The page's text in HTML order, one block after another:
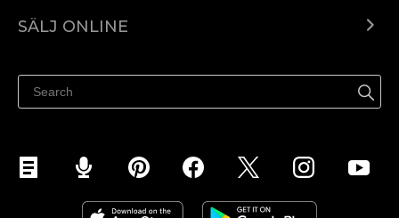
Pris
SÄLJ ONLINE
Sälj på Facebook
Sälj på Instagram